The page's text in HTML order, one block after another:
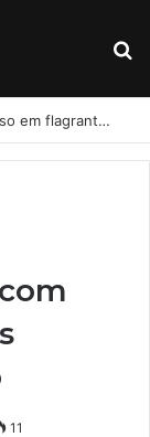
Homem com tornozeleira eletrônica é preso em flagrante por importunação sexual em condomínio de Arapiraca
11